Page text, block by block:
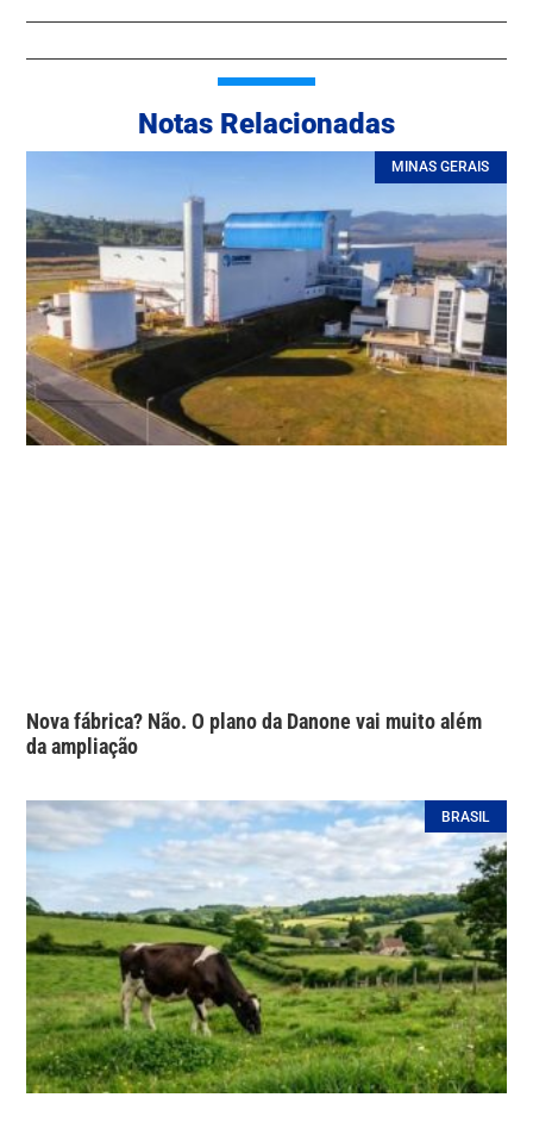
Notas Relacionadas
MINAS GERAIS
Nova fábrica? Não. O plano da Danone vai muito além
da ampliação
BRASIL